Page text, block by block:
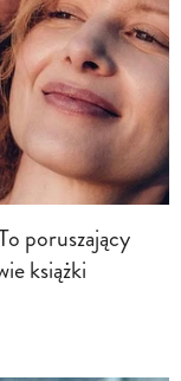
poruszający
książki